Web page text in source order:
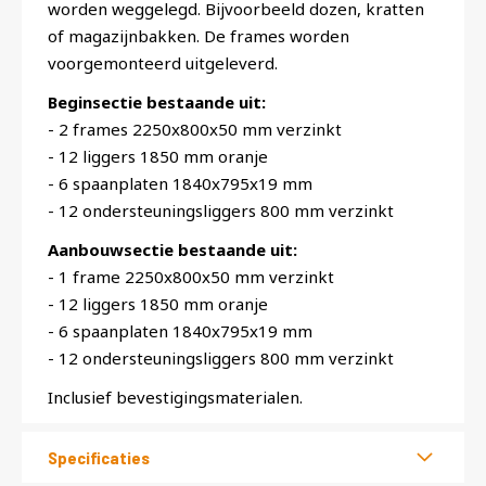
worden weggelegd. Bijvoorbeeld dozen, kratten
of magazijnbakken. De frames worden
voorgemonteerd uitgeleverd.
Beginsectie bestaande uit:
- 2 frames 2250x800x50 mm verzinkt
- 12 liggers 1850 mm oranje
- 6 spaanplaten 1840x795x19 mm
- 12 ondersteuningsliggers 800 mm verzinkt
Aanbouwsectie bestaande uit:
- 1 frame 2250x800x50 mm verzinkt
- 12 liggers 1850 mm oranje
- 6 spaanplaten 1840x795x19 mm
- 12 ondersteuningsliggers 800 mm verzinkt
Inclusief bevestigingsmaterialen.
Specificaties